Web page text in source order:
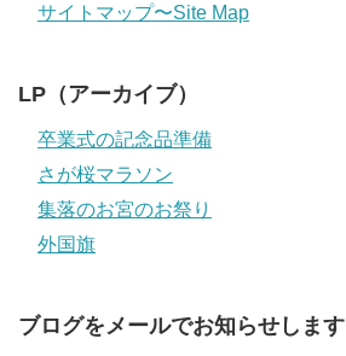
サイトマップ〜Site Map
LP（アーカイブ）
卒業式の記念品準備
さが桜マラソン
集落のお宮のお祭り
外国旗
ブログをメールでお知らせします